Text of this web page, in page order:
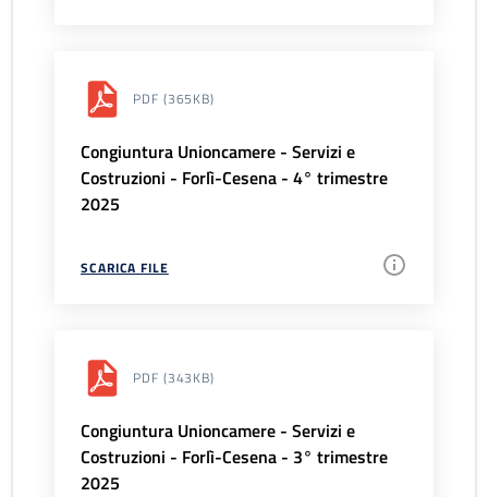
PDF (365KB)
Congiuntura Unioncamere - Servizi e
Costruzioni - Forlì-Cesena - 4° trimestre
2025
SCARICA FILE
PDF (343KB)
Congiuntura Unioncamere - Servizi e
Costruzioni - Forlì-Cesena - 3° trimestre
2025